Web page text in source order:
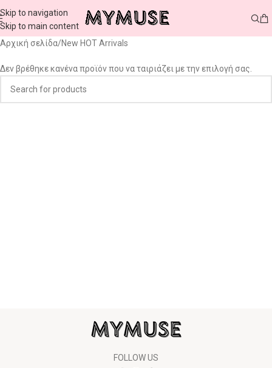
Skip to navigation
Skip to main content
Αρχική σελίδα New HOT Arrivals
Δεν βρέθηκε κανένα προϊόν που να ταιριάζει με την επιλογή σας.
FOLLOW US